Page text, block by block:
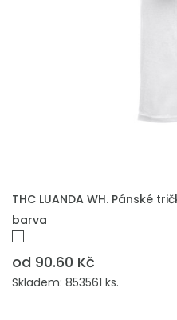
THC LUANDA WH. Pánské
barva
od 90.60 Kč
Skladem: 853561 ks.